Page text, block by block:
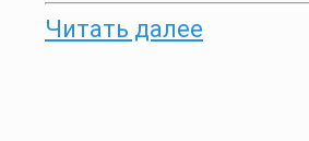
Читать далее